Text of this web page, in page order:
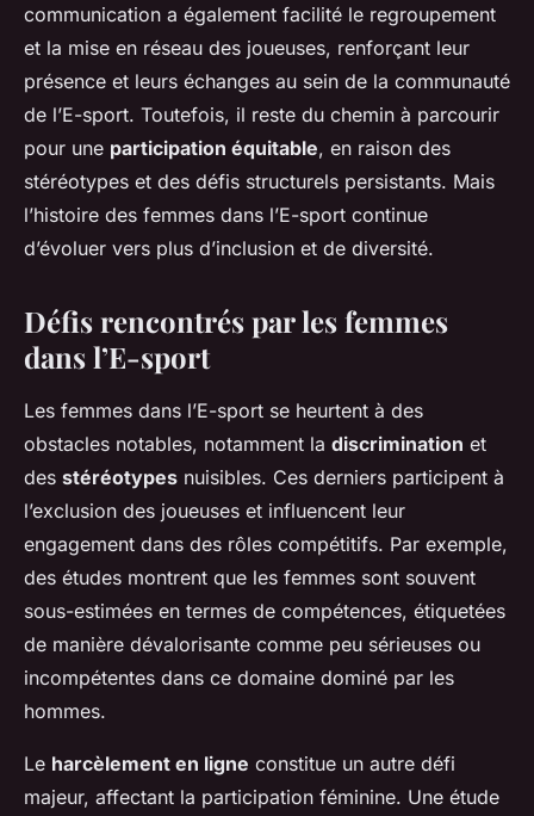
communication a également facilité le regroupement
et la mise en réseau des joueuses, renforçant leur
présence et leurs échanges au sein de la communauté
de l’E-sport. Toutefois, il reste du chemin à parcourir
pour une participation équitable, en raison des
stéréotypes et des défis structurels persistants. Mais
l’histoire des femmes dans l’E-sport continue
d’évoluer vers plus d’inclusion et de diversité.
Défis rencontrés par les femmes
dans l’E-sport
Les femmes dans l’E-sport se heurtent à des
obstacles notables, notamment la discrimination et
des stéréotypes nuisibles. Ces derniers participent à
l’exclusion des joueuses et influencent leur
engagement dans des rôles compétitifs. Par exemple,
des études montrent que les femmes sont souvent
sous-estimées en termes de compétences, étiquetées
de manière dévalorisante comme peu sérieuses ou
incompétentes dans ce domaine dominé par les
hommes.
Le harcèlement en ligne constitue un autre défi
majeur, affectant la participation féminine. Une étude